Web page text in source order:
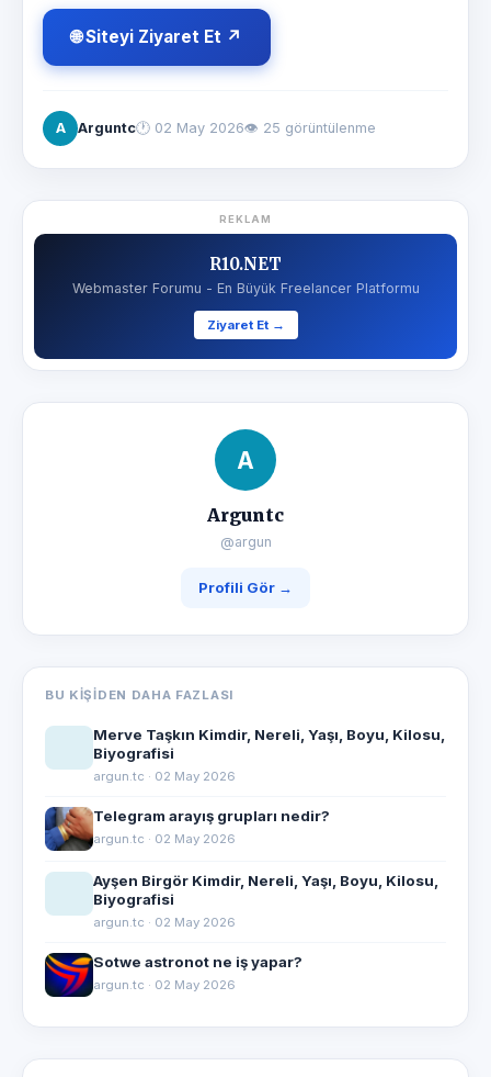
🌐 Siteyi Ziyaret Et ↗
A Arguntc🕐 02 May 2026👁 25 görüntülenme
REKLAM
R10.NET
Webmaster Forumu - En Büyük Freelancer Platformu
Ziyaret Et →
A
Arguntc
@argun
Profili Gör →
BU KIŞIDEN DAHA FAZLASI
Merve Taşkın Kimdir, Nereli, Yaşı, Boyu, Kilosu,
Biyografisi
argun.tc · 02 May 2026
Telegram arayış grupları nedir?
argun.tc · 02 May 2026
Ayşen Birgör Kimdir, Nereli, Yaşı, Boyu, Kilosu,
Biyografisi
argun.tc · 02 May 2026
Sotwe astronot ne iş yapar?
argun.tc · 02 May 2026